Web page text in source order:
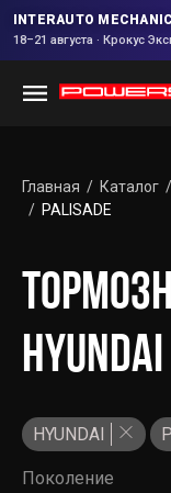
INTERAUTO
18–21 августа · Крокус
Главная Каталог
PALISADE
HYUNDAI
Поколение